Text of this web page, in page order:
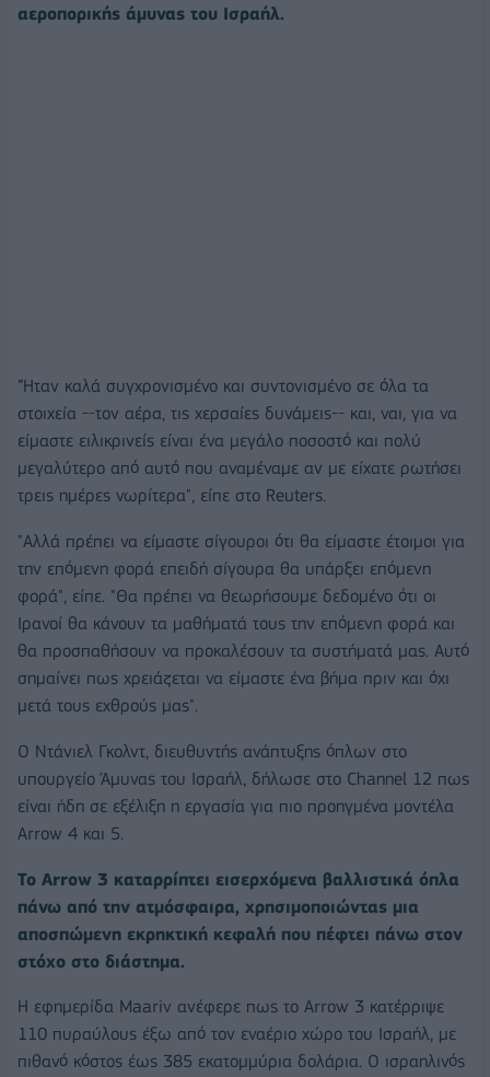
αεροπορικής άμυνας του Ισραήλ.
"Ήταν καλά συγχρονισμένο και συντονισμένο σε όλα τα
στοιχεία --τον αέρα, τις χερσαίες δυνάμεις-- και, ναι, για να
είμαστε ειλικρινείς είναι ένα μεγάλο ποσοστό και πολύ
μεγαλύτερο από αυτό που αναμέναμε αν με είχατε ρωτήσει
τρεις ημέρες νωρίτερα", είπε στο Reuters.
"Αλλά πρέπει να είμαστε σίγουροι ότι θα είμαστε έτοιμοι για
την επόμενη φορά επειδή σίγουρα θα υπάρξει επόμενη
φορά", είπε. "Θα πρέπει να θεωρήσουμε δεδομένο ότι οι
Ιρανοί θα κάνουν τα μαθήματά τους την επόμενη φορά και
θα προσπαθήσουν να προκαλέσουν τα συστήματά μας. Αυτό
σημαίνει πως χρειάζεται να είμαστε ένα βήμα πριν και όχι
μετά τους εχθρούς μας".
Ο Ντάνιελ Γκολντ, διευθυντής ανάπτυξης όπλων στο
υπουργείο Άμυνας του Ισραήλ, δήλωσε στο Channel 12 πως
είναι ήδη σε εξέλιξη η εργασία για πιο προηγμένα μοντέλα
Arrow 4 και 5.
Το Arrow 3 καταρρίπτει εισερχόμενα βαλλιστικά όπλα
πάνω από την ατμόσφαιρα, χρησιμοποιώντας μια
αποσπώμενη εκρηκτική κεφαλή που πέφτει πάνω στον
στόχο στο διάστημα.
Η εφημερίδα Maariv ανέφερε πως το Arrow 3 κατέρριψε
110 πυραύλους έξω από τον εναέριο χώρο του Ισραήλ, με
πιθανό κόστος έως 385 εκατομμύρια δολάρια. Ο ισραηλινός